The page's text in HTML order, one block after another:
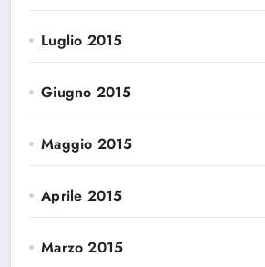
Luglio 2015
Giugno 2015
Maggio 2015
Aprile 2015
Marzo 2015